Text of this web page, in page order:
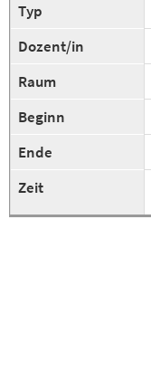
Typ
Dozent/in
Raum
Beginn
Ende
Zeit